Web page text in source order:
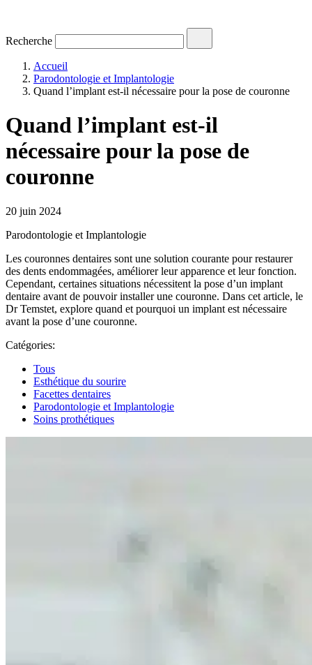
Recherche
Accueil
Parodontologie et Implantologie
Quand l’implant est-il nécessaire pour la pose de couronne
Quand l’implant est-il
nécessaire pour la pose de
couronne
20 juin 2024
Parodontologie et Implantologie
Les couronnes dentaires sont une solution courante pour restaurer
des dents endommagées, améliorer leur apparence et leur fonction.
Cependant, certaines situations nécessitent la pose d’un implant
dentaire avant de pouvoir installer une couronne. Dans cet article, le
Dr Temstet, explore quand et pourquoi un implant est nécessaire
avant la pose d’une couronne.
Catégories:
Tous
Esthétique du sourire
Facettes dentaires
Parodontologie et Implantologie
Soins prothétiques